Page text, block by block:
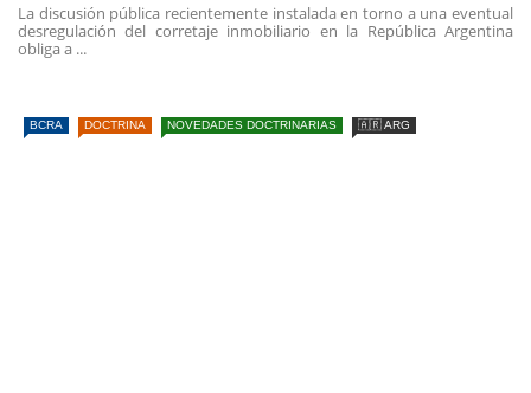
La discusión pública recientemente instalada en torno a una eventual
desregulación del corretaje inmobiliario en la República Argentina
obliga a ...
BCRA DOCTRINA NOVEDADES DOCTRINARIAS 🇦🇷 ARG